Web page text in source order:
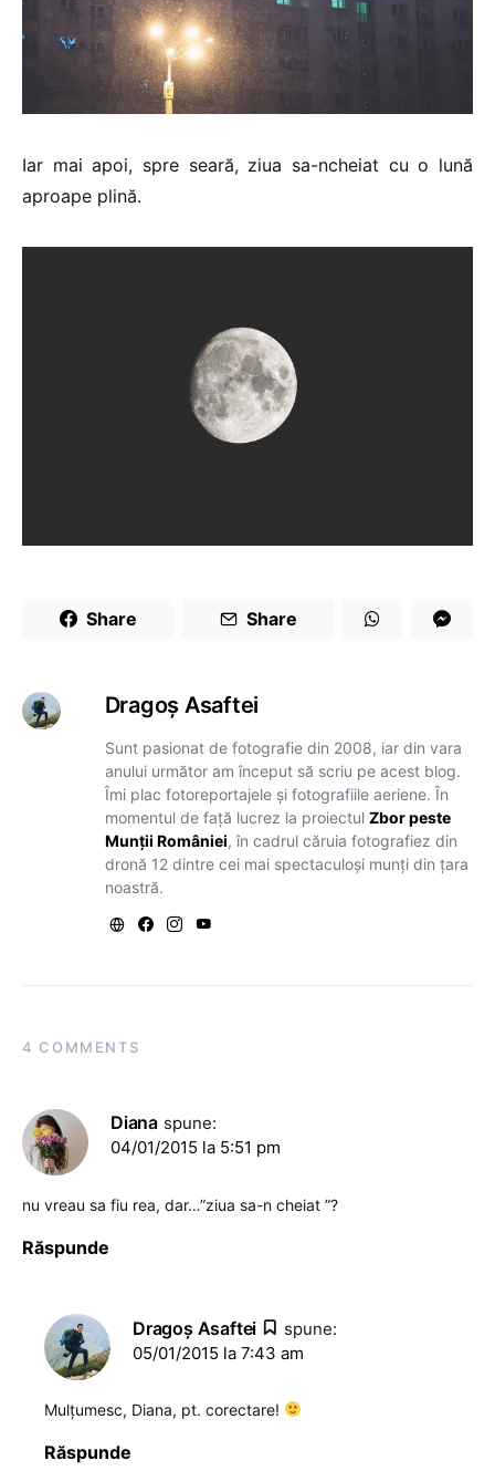
Iar mai apoi, spre seară, ziua sa-ncheiat cu o lună
aproape plină.
Share Share
Dragoş Asaftei
Sunt pasionat de fotografie din 2008, iar din vara
anului următor am început să scriu pe acest blog.
Îmi plac fotoreportajele și fotografiile aeriene. În
momentul de față lucrez la proiectul Zbor peste
Munții României, în cadrul căruia fotografiez din
dronă 12 dintre cei mai spectaculoși munți din țara
noastră.
4 COMMENTS
Diana spune:
04/01/2015 la 5:51 pm
nu vreau sa fiu rea, dar…”ziua sa-n cheiat ”?
Răspunde
Dragoş Asaftei
spune:
05/01/2015 la 7:43 am
Mulțumesc, Diana, pt. corectare!
Răspunde